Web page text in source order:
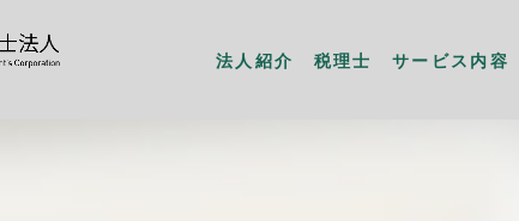
法人紹介 税理士 サービス内容